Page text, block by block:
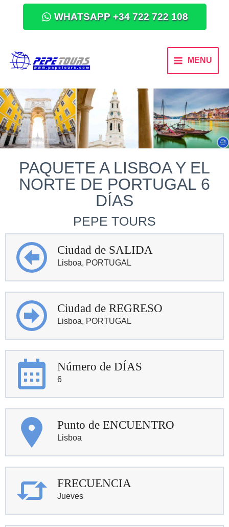
WHATSAPP +34 722 722 108
MENU
PAQUETE A LISBOA Y EL
NORTE DE PORTUGAL 6
DÍAS
PEPE TOURS
Ciudad de SALIDA
Lisboa, PORTUGAL
Ciudad de REGRESO
Lisboa, PORTUGAL
Número de DÍAS
6
Punto de ENCUENTRO
Lisboa
FRECUENCIA
Jueves